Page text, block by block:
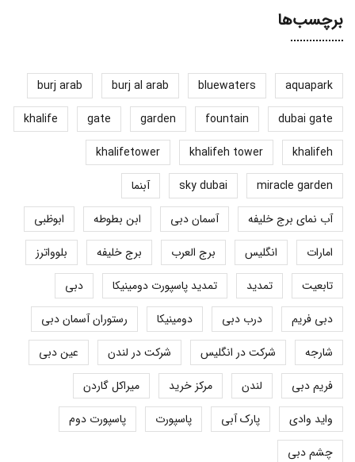
برچسب‌ها
aquapark
bluewaters
burj al arab
burj arab
dubai gate
fountain
garden
gate
khalife
khalifeh
khalifeh tower
khalifetower
miracle garden
sky dubai
آبنما
آب نمای برج خلیفه
آسمان دبی ابن بطوطه
ابوظبی
امارات
انگلیس برج العرب برج خلیفه
بلوواترز
تابعیت
تمدید تمدید پاسپورت دومینیکا
دبی
دبی فریم
درب دبی دومینیکا
رستوران آسمان دبی
شارجه
شرکت در انگلیس شرکت در لندن
عین دبی
فریم دبی
لندن مرکز خرید
میراکل گاردن
واید وادی
پارک آبی پاسپورت
پاسپورت دوم
چشم دبی